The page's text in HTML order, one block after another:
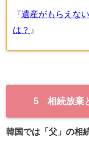
『遺産がもらえな
は？ 』
5 相続放棄
韓国では「父」の相